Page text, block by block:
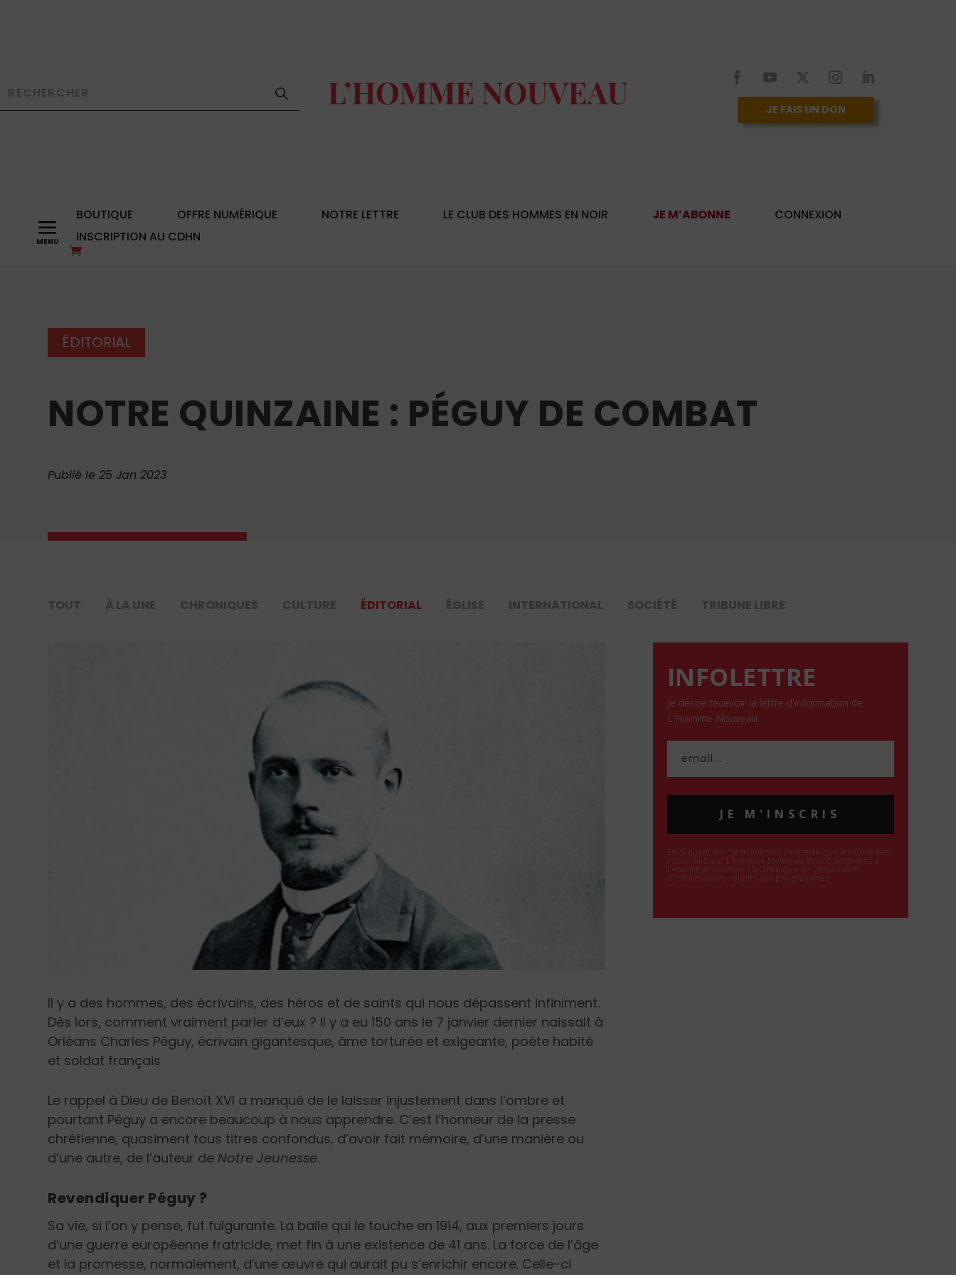
JE FAIS UN DON
a BOUTIQUE OFFRE NUMÉRIQUE NOTRE LETTRE LE CLUB DES HOMMES EN NOIR JE M’ABONNE
CONNEXION
INSCRIPTION AU CDHN
ÉDITORIAL
NOTRE QUINZAINE : PÉGUY DE COMBAT
Publié le 25 Jan 2023
TOUT À LA UNE CHRONIQUES CULTURE ÉDITORIAL ÉGLISE INTERNATIONAL SOCIÉTÉ TRIBUNE LIBRE
Il y a des hommes, des écrivains, des héros et de saints qui nous dépassent infiniment.
Dès lors, comment vraiment parler d’eux ? Il y a eu 150 ans le 7 janvier dernier naissait à
Orléans Charles Péguy, écrivain gigantesque, âme torturée et exigeante, poète habité
et soldat français.
Le rappel à Dieu de Benoît XVI a manqué de le laisser injustement dans l’ombre et
pourtant Péguy a encore beaucoup à nous apprendre. C’est l’honneur de la presse
chrétienne, quasiment tous titres confondus, d’avoir fait mémoire, d’une manière ou
d’une autre, de l’auteur de Notre Jeunesse.
Revendiquer Péguy ?
Sa vie, si l’on y pense, fut fulgurante. La balle qui le touche en 1914, aux premiers jours
d’une guerre européenne fratricide, met fin à une existence de 41 ans. La force de l’âge
et la promesse, normalement, d’une œuvre qui aurait pu s’enrichir encore. Celle-ci
INFOLETTRE
Je désire recevoir la lettre d'information de
L'Homme Nouveau
JE M'INSCRIS
En cliquant sur "Je m'inscris", j'accepte que les données
recueillies par L'Homme Nouveau soient destinées à
l'envoi par courrier électronique de contenus et
d'informations relatifs aux programmes.